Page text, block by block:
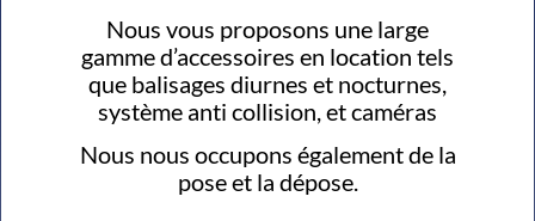
Nous vous proposons une large
gamme d’accessoires en location tels
que balisages diurnes et nocturnes,
système anti collision, et caméras
Nous nous occupons également de la
pose et la dépose.